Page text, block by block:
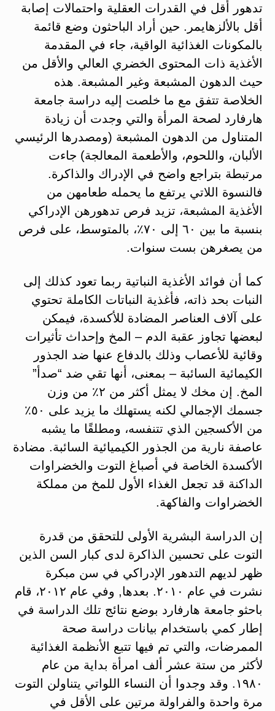
تدهور أقل في القدرات العقلية واحتمالات إصابة
أقل بالألزهايمر. حين أراد الباحثون وضع قائمة
بالمكونات الغذائية الواقية، جاء في المقدمة
الأغذية ذات المحتوى الخضري العالي والأقل من
حيث الدهون المشبعة وغير المشبعة. هذه
الخلاصة تتفق مع ما خلصت إليه دراسة جامعة
هارفارد لصحة المرأة والتي وجدت أن زيادة
المتناول من الدهون المشبعة (ومصدرها الرئيسي
الألبان، واللحوم، والأطعمة المعالجة) جاءت
مرتبطة بتراجع واضح في الإدراك والذاكرة.
فالنسوة اللاتي يرتفع ما يحمله طعامهن من
الأغذية المشبعة، تزيد فرص تدهورهن الإدراكي
بنسبة ما بين ٦٠ إلى ٧٠٪، بالمتوسط، على فرص
من يصغرهن بست سنوات.
كما أن فوائد الأغذية النباتية ربما تعود كذلك إلى
النبات بحد ذاته، فأغذية النباتات الكاملة تحتوي
على آلاف العناصر المضادة للأكسدة، فيمكن
لبعضها تجاوز عقبة الدم – المخ وإحداث تأثيرات
وقائية للأعصاب وذلك بالدفاع عنها ضد الجذور
الكيمائية السائبة – بمعنى، أنها تقي ضد “صدأ”
المخ. إن مخك لا يمثل أكثر من ٢٪ من وزن
جسمك الإجمالي لكنه يستهلك ما يزيد على ٥٠٪
من الأكسجين الذي تتنفسه، ومطلقًا ما يشبه
عاصفة نارية من الجذور الكيميائية السائبة. مضادة
الأكسدة الخاصة في أصباغ التوت والخضراوات
الداكنة قد تجعل الغذاء الأول للمخ من مملكة
الخضراوات والفاكهة.
إن الدراسة البشرية الأولى للتحقق من قدرة
التوت على تحسين الذاكرة لدى كبار السن الذين
ظهر لديهم التدهور الإدراكي في سن مبكرة
نشرت في عام ٢٠١٠. بعدها, وفي عام ٢٠١٢، قام
باحثو جامعة هارفارد بوضع نتائج تلك الدراسة في
إطار كمي باستخدام بيانات دراسة صحة
الممرضات، والتي تم فيها تتبع الأنظمة الغذائية
لأكثر من ستة عشر ألف امرأة بداية من عام
١٩٨٠. وقد وجدوا أن النساء اللواتي يتناولن التوت
مرة واحدة والفراولة مرتين على الأقل في